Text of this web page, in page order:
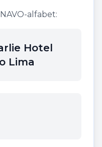
alfabet:
Hotel
Lima